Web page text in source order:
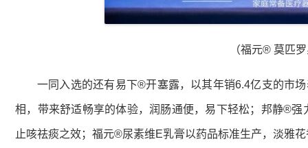
（福元® 莫匹
一同入选的还有易下®开塞露，以其年销6.4亿支的市
相，带来舒适畅享的体验，润肠通便，易下轻松；邦静®
止咳祛痰之效；福元®尿素维E乳膏以药品标准生产，淡雅